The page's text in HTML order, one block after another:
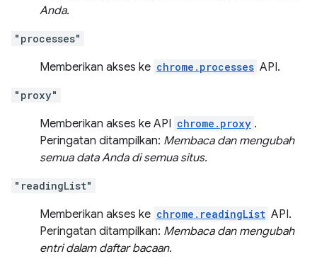
Anda.
"processes"
Memberikan akses ke chrome.processes API.
"proxy"
Memberikan akses ke API chrome.proxy .
Peringatan ditampilkan: Membaca dan mengubah
semua data Anda di semua situs.
"readingList"
Memberikan akses ke chrome.readingList API.
Peringatan ditampilkan: Membaca dan mengubah
entri dalam daftar bacaan.